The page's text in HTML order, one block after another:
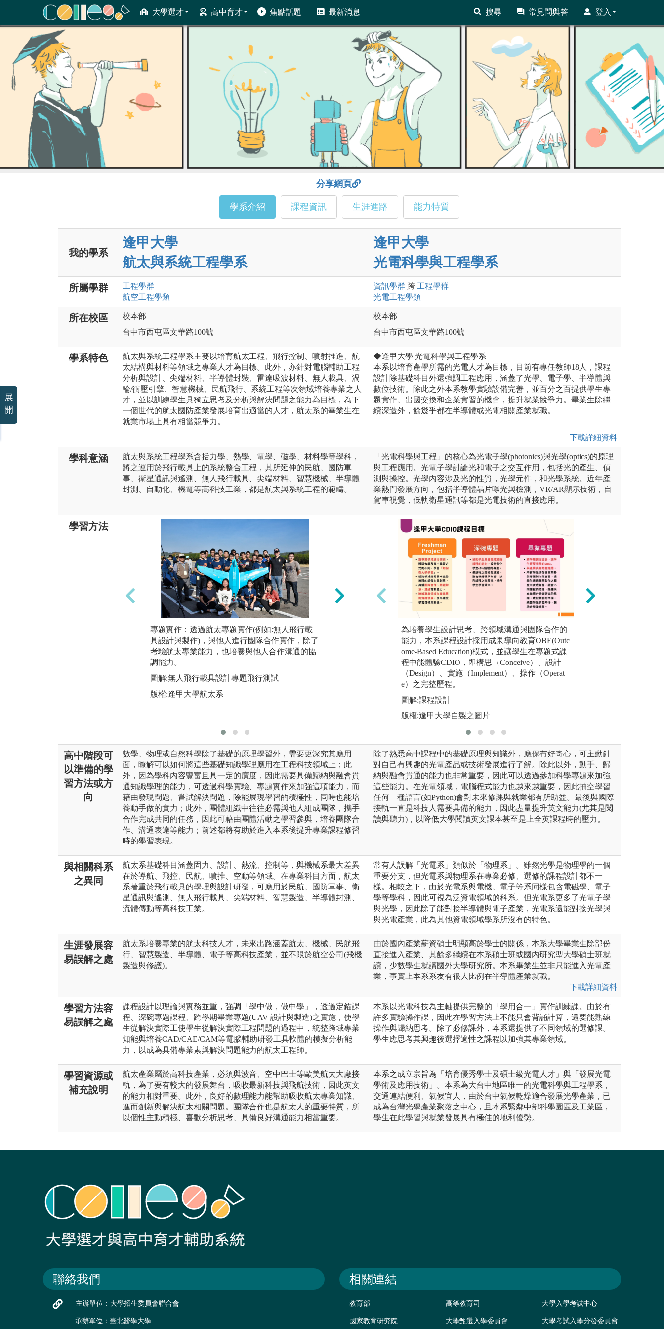
大學選才 高中育才 焦點話題 最新消息 搜尋 常見問與答 登入
ColleGo! 大學選才與高中育才輔助系統
分享網頁
學系介紹 課程資訊 生涯進路 能力特質
我的學系
逢甲大學
航太與系統工程學系
逢甲大學
光電科學與工程學系
所屬學群 工程學群
航空工程學類
資訊學群 跨 工程學群
光電工程學類
所在校區
校本部
台中市西屯區文華路100號
校本部
台中市西屯區文華路100號
學系特色
航太與系統工程學系主要以培育航太工程、飛行控制、噴射推進、航
太結構與材料等領域之專業人才為目標。此外，亦針對電腦輔助工程
分析與設計、尖端材料、半導體封裝、雷達吸波材料、無人載具、渦
輪/衝壓引擎、智慧機械、民航飛行、系統工程等次領域培養專業之人
才，並以訓練學生具獨立思考及分析與解決問題之能力為目標，為下
一個世代的航太國防產業發展培育出適當的人才，航太系的畢業生在
就業市場上具有相當競爭力。
◆逢甲大學 光電科學與工程學系
本系以培育產學所需的光電人才為目標，目前有專任教師18人，課程
設計除基礎科目外還強調工程應用，涵蓋了光學、電子學、半導體與
數位技術。除此之外本系教學實驗設備完善，並百分之百提供學生專
題實作、出國交換和企業實習的機會，提升就業競爭力。畢業生除繼
續深造外，餘幾乎都在半導體或光電相關產業就職。
下載詳細資料
學科意涵
航太與系統工程學系含括力學、熱學、電學、磁學、材料學等學科，
將之運用於飛行載具上的系統整合工程，其所延伸的民航、國防軍
事、衛星通訊與遙測、無人飛行載具、尖端材料、智慧機械、半導體
封測、自動化、機電等高科技工業，都是航太與系統工程的範疇。
「光電科學與工程」的核心為光電子學(photonics)與光學(optics)的原理
與工程應用。光電子學討論光和電子之交互作用，包括光的產生、偵
測與操控。光學內容涉及光的性質，光學元件，和光學系統。近年產
業熱門發展方向，包括半導體晶片曝光與檢測，VR/AR顯示技術，自
駕車視覺，低軌衛星通訊等都是光電技術的直接應用。
學習方法
專題實作：透過航太專題實作(例如:無人飛行載
具設計與製作)，與他人進行團隊合作實作，除了
考驗航太專業能力，也培養與他人合作溝通的協
調能力。
圖解:無人飛行載具設計專題飛行測試
版權:逢甲大學航太系
實驗分析：藉由航太工程實驗之實際操作驗證相
關理論，提高學習興趣並累積航太實務經驗。本
系實驗室包含風洞實驗室、控制與機電系統實驗
室、結構實驗室、飛機及發動機實習室等。
圖解:航太風洞實驗
版權:逢甲大學航太系
為培養學生設計思考、跨領域溝通與團隊合作的
能力，本系課程設計採用成果導向教育OBE(Outc
ome-Based Education)模式，並讓學生在專題式課
程中能體驗CDIO，即構思（Conceive）、設計
（Design）、實施（Implement）、操作（Operat
e）之完整歷程。
圖解:課程設計
版權:逢甲大學自製之圖片
高中階段可
以準備的學
習方法或方
向
數學、物理或自然科學除了基礎的原理學習外，需要更深究其應用
面，瞭解可以如何將這些基礎知識學理應用在工程科技領域上；此
外，因為學科內容豐富且具一定的廣度，因此需要具備歸納與融會貫
通知識學理的能力，可透過科學實驗、專題實作來加強這項能力，而
藉由發現問題、嘗試解決問題，除能展現學習的積極性，同時也能培
養動手做的實力；此外，團體組織中往往必需與他人組成團隊，攜手
合作完成共同的任務，因此可藉由團體活動之學習參與，培養團隊合
作、溝通表達等能力；前述都將有助於進入本系後提升專業課程修習
時的學習表現。
除了熟悉高中課程中的基礎原理與知識外，應保有好奇心，可主動針
對自己有興趣的光電產品或技術發展進行了解。除此以外，動手、歸
納與融會貫通的能力也非常重要，因此可以透過參加科學專題來加強
這些能力。在光電領域，電腦程式能力也越來越重要，因此抽空學習
任何一種語言(如Python)會對未來修課與就業都有所助益。最後與國際
接軌一直是科技人需要具備的能力，因此盡量提升英文能力(尤其是閱
讀與聽力)，以降低大學閱讀英文課本甚至是上全英課程時的壓力。
與相關科系
之異同
航太系基礎科目涵蓋固力、設計、熱流、控制等，與機械系最大差異
在於導航、飛控、民航、噴推、空動等領域。在專業科目方面，航太
系著重於飛行載具的學理與設計研發，可應用於民航、國防軍事、衛
星通訊與遙測、無人飛行載具、尖端材料、智慧製造、半導體封測、
流體傳動等高科技工業。
常有人誤解「光電系」類似於「物理系」。雖然光學是物理學的一個
重要分支，但光電系與物理系在專業必修、選修的課程設計都不一
樣。相較之下，由於光電系與電機、電子等系同樣包含電磁學、電子
學等學科，因此可視為泛資電領域的科系。但光電系更多了光電子學
與光學，因此除了能對接半導體與電子產業，光電系還能對接光學與
與光電產業，此為其他資電領域學系所沒有的特色。
生涯發展容
易誤解之處
航太系培養專業的航太科技人才，未來出路涵蓋航太、機械、民航飛
行、智慧製造、半導體、電子等高科技產業，並不限於航空公司(飛機
製造與修護)。
由於國內產業薪資碩士明顯高於學士的關係，本系大學畢業生除部份
直接進入產業、其餘多繼續在本系碩士班或國內研究型大學碩士班就
讀，少數學生就讀國外大學研究所。本系畢業生並非只能進入光電產
業，事實上本系系友有很大比例在半導體產業就職。
下載詳細資料
學習方法容
易誤解之處
課程設計以理論與實務並重，強調「學中做，做中學」，透過定錨課
程、深碗專題課程、跨學期畢業專題(UAV 設計與製造)之實施，使學
生從解決實際工使學生從解決實際工程問題的過程中，統整跨域專業
知能與培養CAD/CAE/CAM等電腦輔助研發工具軟體的模擬分析能
力，以成為具備專業素與解決問題能力的航太工程師。
本系以光電科技為主軸提供完整的「學用合一」實作訓練課。由於有
許多實驗操作課，因此在學習方法上不能只會背誦計算，還要能熟練
操作與歸納思考。除了必修課外，本系還提供了不同領域的選修課。
學生應思考其興趣後選擇適性之課程以加強其專業領域。
學習資源或
補充說明
航太產業屬於高科技產業，必須與波音、空中巴士等歐美航太大廠接
軌，為了要有較大的發展舞台，吸收最新科技與飛航技術，因此英文
的能力相對重要。此外，良好的數理能力能幫助吸收航太專業知識、
進而創新與解決航太相關問題。團隊合作也是航太人的重要特質，所
以個性主動積極、喜歡分析思考、具備良好溝通能力相當重要。
本系之成立宗旨為「培育優秀學士及碩士級光電人才」與「發展光電
學術及應用技術」。本系為大台中地區唯一的光電科學與工程學系，
交通連結便利、氣候宜人，由於台中氣候乾燥適合發展光學產業，已
成為台灣光學產業聚落之中心，且本系緊鄰中部科學園區及工業區，
學生在此學習與就業發展具有極佳的地利優勢。
聯絡我們
主辦單位：大學招生委員會聯合會
承辦單位：臺北醫學大學
相關連結
教育部 高等教育司 大學入學考試中心
國家教育研究院 大學甄選入學委員會 大學考試入學分發委員會
展
開